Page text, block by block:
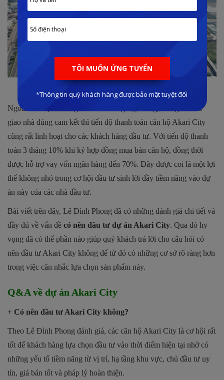
Ngoài tiến độ thi công đảm bảo đúng hợp đồng, thời gian bàn
giao nhà đúng cam kết thì tiến độ thanh toán căn hộ Akari City
cũng rất linh hoạt cho các khách hàng đầu tư. Với tiến độ thanh
toán 3 tháng 10% khi ký hợp đồng mua bán căn hộ, đồng thời
được hỗ trợ vay vốn ngân hàng đến 70%. Đây được coi là một lợi
thế không nhỏ trong cơ hội đầu tư sinh lời đầy tiềm năng vào dự
án này của các nhà đầu tư.
Bài viết trên đây, Lê Đình Phong đã có những đánh giá chi tiết và
đầy đủ về vấn đề có nên đầu tư dự án Akari City. Qua đó hy
vọng đã có thể phần nào giúp quý khách trả lời cho câu hỏi có
nên đầu tư Akari City không để từ đó có những cơ sở rõ ràng hơn
trong việc cân nhắc lựa chọn sản phẩm này.
Q&A về dự án Akari City
+ Có nên đầu tư Akari City không?
Theo Lê Đình Phong đánh giá, các căn hộ Akari City là cơ hội rất
tốt để khách hàng lựa chọn đầu tư vào thời điểm hiện tại nhờ có
những yếu tố tiềm năng từ vị trí, hạ tầng khu vực, chủ đầu tư uy
tín, giá bán tốt và pháp lý hoàn thiện.